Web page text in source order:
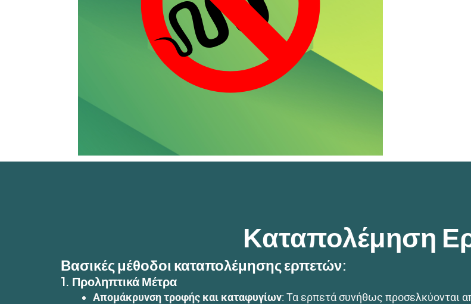
Καταπολέμηση
Βασικές μέθοδοι καταπολέμησης ερπετών:
1. Προληπτικά Μέτρα
Απομάκρυνση τροφής και καταφυγίων: Τα ερπετά συνήθως προσελκύονται